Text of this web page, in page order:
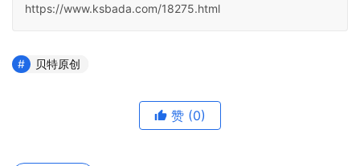
https://www.ksbada.com/18275.html
贝特原创
赞 (0)